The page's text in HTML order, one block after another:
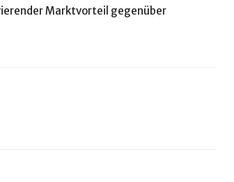
Marktvorteil gegenüber